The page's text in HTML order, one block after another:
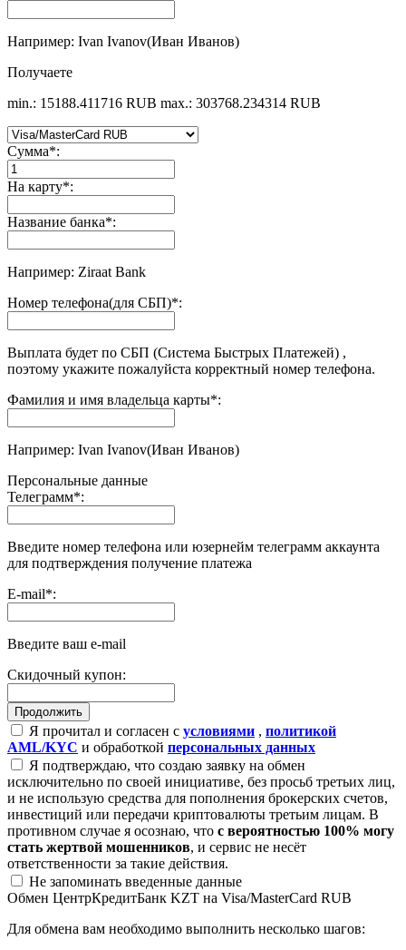
Например: Ivan Ivanov(Иван Иванов)
Получаете
min.: 15188.411716 RUB max.: 303768.234314 RUB
Сумма*:
На карту*:
Название банка*:
Например: Ziraat Bank
Номер телефона(для СБП)*:
Выплата будет по СБП (Система Быстрых Платежей) ,
поэтому укажите пожалуйста корректный номер телефона.
Фамилия и имя владельца карты*:
Например: Ivan Ivanov(Иван Иванов)
Персональные данные
Телеграмм*:
Введите номер телефона или юзернейм телеграмм аккаунта
для подтверждения получение платежа
E-mail*:
Введите ваш e-mail
Скидочный купон:
Я прочитал и согласен с условиями , политикой
AML/KYC и обработкой персональных данных
Я подтверждаю, что создаю заявку на обмен
исключительно по своей инициативе, без просьб третьих лиц,
и не использую средства для пополнения брокерских счетов,
инвестиций или передачи криптовалюты третьим лицам. В
противном случае я осознаю, что с вероятностью 100% могу
стать жертвой мошенников, и сервис не несёт
ответственности за такие действия.
Не запоминать введенные данные
Обмен ЦентрКредитБанк KZT на Visa/MasterCard RUB
Для обмена вам необходимо выполнить несколько шагов: